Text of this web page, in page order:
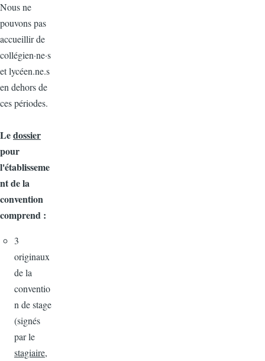
Nous ne
pouvons pas
accueillir de
collégien·ne·s
et lycéen.ne.s
en dehors de
ces périodes.
Ledossier
pour
l'établisseme
nt de la
convention
comprend :
3
originaux
de la
conventio
n de stage
(signés
par le
stagiaire,